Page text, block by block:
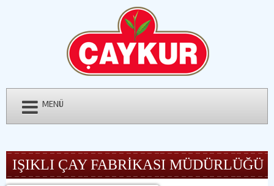
MENÜ
IŞIKLI ÇAY FABRİKASI MÜDÜRLÜĞÜ